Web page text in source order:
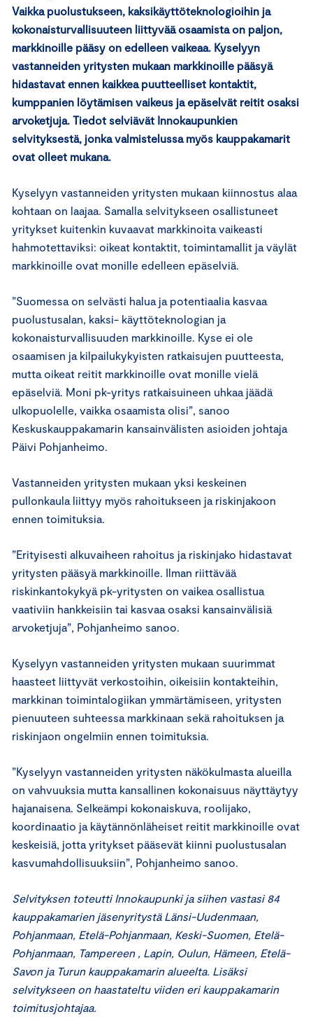
Vaikka puolustukseen, kaksikäyttöteknologioihin ja
kokonaisturvallisuuteen liittyvää osaamista on paljon,
markkinoille pääsy on edelleen vaikeaa. Kyselyyn
vastanneiden yritysten mukaan markkinoille pääsyä
hidastavat ennen kaikkea puutteelliset kontaktit,
kumppanien löytämisen vaikeus ja epäselvät reitit osaksi
arvoketjuja. Tiedot selviävät Innokaupunkien
selvityksestä, jonka valmistelussa myös kauppakamarit
ovat olleet mukana.
Kyselyyn vastanneiden yritysten mukaan kiinnostus alaa
kohtaan on laajaa. Samalla selvitykseen osallistuneet
yritykset kuitenkin kuvaavat markkinoita vaikeasti
hahmotettaviksi: oikeat kontaktit, toimintamallit ja väylät
markkinoille ovat monille edelleen epäselviä.
”Suomessa on selvästi halua ja potentiaalia kasvaa
puolustusalan, kaksi- käyttöteknologian ja
kokonaisturvallisuuden markkinoille. Kyse ei ole
osaamisen ja kilpailukykyisten ratkaisujen puutteesta,
mutta oikeat reitit markkinoille ovat monille vielä
epäselviä. Moni pk-yritys ratkaisuineen uhkaa jäädä
ulkopuolelle, vaikka osaamista olisi”, sanoo
Keskuskauppakamarin kansainvälisten asioiden johtaja
Päivi Pohjanheimo.
Vastanneiden yritysten mukaan yksi keskeinen
pullonkaula liittyy myös rahoitukseen ja riskinjakoon
ennen toimituksia.
”Erityisesti alkuvaiheen rahoitus ja riskinjako hidastavat
yritysten pääsyä markkinoille. Ilman riittävää
riskinkantokykyä pk-yritysten on vaikea osallistua
vaativiin hankkeisiin tai kasvaa osaksi kansainvälisiä
arvoketjuja”, Pohjanheimo sanoo.
Kyselyyn vastanneiden yritysten mukaan suurimmat
haasteet liittyvät verkostoihin, oikeisiin kontakteihin,
markkinan toimintalogiikan ymmärtämiseen, yritysten
pienuuteen suhteessa markkinaan sekä rahoituksen ja
riskinjaon ongelmiin ennen toimituksia.
”Kyselyyn vastanneiden yritysten näkökulmasta alueilla
on vahvuuksia mutta kansallinen kokonaisuus näyttäytyy
hajanaisena. Selkeämpi kokonaiskuva, roolijako,
koordinaatio ja käytännönläheiset reitit markkinoille ovat
keskeisiä, jotta yritykset pääsevät kiinni puolustusalan
kasvumahdollisuuksiin”, Pohjanheimo sanoo.
Selvityksen toteutti Innokaupunki ja siihen vastasi 84
kauppakamarien jäsenyritystä Länsi-Uudenmaan,
Pohjanmaan, Etelä-Pohjanmaan, Keski-Suomen, Etelä-
Pohjanmaan, Tampereen , Lapin, Oulun, Hämeen, Etelä-
Savon ja Turun kauppakamarin alueelta. Lisäksi
selvitykseen on haastateltu viiden eri kauppakamarin
toimitusjohtajaa.